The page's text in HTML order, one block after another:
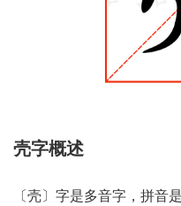
壳字概述
〔壳〕字是多音字，拼音